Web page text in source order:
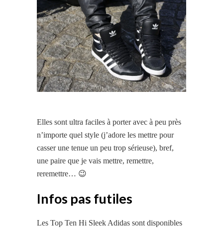
Elles sont ultra faciles à porter avec à peu près
n’importe quel style (j’adore les mettre pour
casser une tenue un peu trop sérieuse), bref,
une paire que je vais mettre, remettre,
reremettre… 😉
Infos pas futiles
Les Top Ten Hi Sleek Adidas sont disponibles